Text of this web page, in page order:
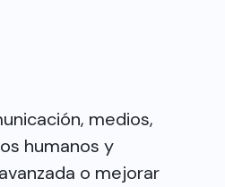
medios,
humanos y
o mejorar